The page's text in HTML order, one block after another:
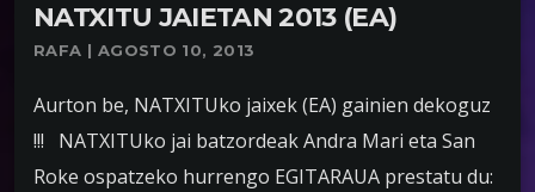
NATXITU JAIETAN 2013 (EA)
RAFA | AGOSTO 10, 2013
Aurton be, NATXITUko jaixek (EA) gainien dekoguz
!!! NATXITUko jai batzordeak Andra Mari eta San
Roke ospatzeko hurrengo EGITARAUA prestatu du: